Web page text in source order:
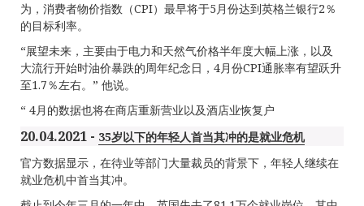
为，消费者物价指数（CPI）最早将于5月份达到英格兰银行2％
的目标利率。
“展望未来，主要由于电力和天然气价格半年度大幅上涨，以及
大流行开始时油价暴跌的周年纪念日，4月份CPI通胀率有望跃升
至1.7％左右。” 他说。
“ 4月的数据也将在商店重新营业以及酒店业恢复户
20.04.2021 - 35岁以下的年轻人首当其冲的是就业危机
官方数据显示，在待业等部门大量裁员的背景下，年轻人继续在
就业危机中首当其冲。